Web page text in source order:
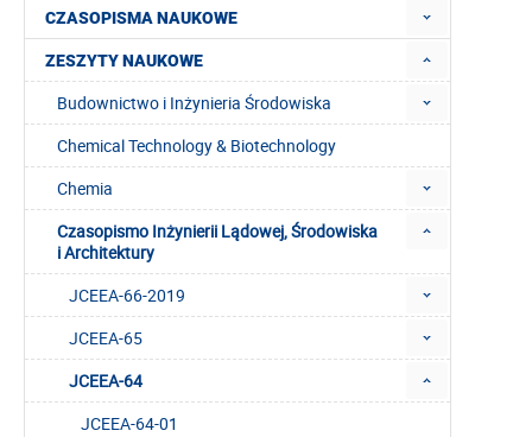
CZASOPISMA NAUKOWE
ZESZYTY NAUKOWE
Budownictwo i Inżynieria Środowiska
Chemical Technology & Biotechnology
Chemia
Czasopismo Inżynierii Lądowej, Środowiska
i Architektury
JCEEA-66-2019
JCEEA-65
JCEEA-64
JCEEA-64-01